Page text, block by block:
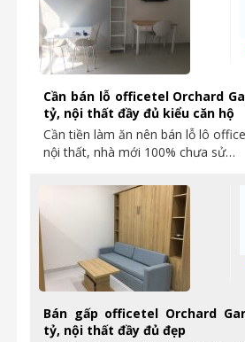
Cần bán lỗ officetel Orchard
tỷ, nội thất đầy đủ kiểu căn hộ
Cần tiền làm ăn nên bán lỗ lô
nội thất, nhà mới 100% chưa sử…
Bán gấp officetel Orchard
tỷ, nội thất đầy đủ đẹp